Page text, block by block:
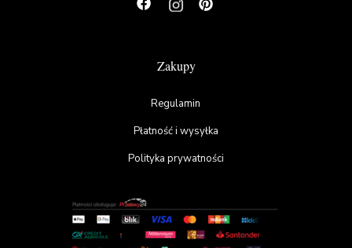
Regulamin
Płatność i wysyłka
Polityka prywatności
Zakupy